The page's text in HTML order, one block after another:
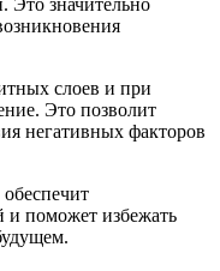
Это значительно
слоев и при
Это позволит
негативных факторов
и поможет избежать